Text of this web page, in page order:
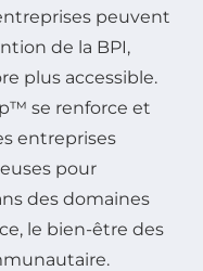
peuvent
de la BPI,
plus accessible.
se renforce et
entreprises
pour
des domaines
le bien-être des